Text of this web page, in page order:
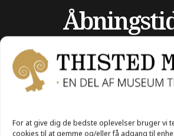
For at give dig de bedste oplevelser bruger vi
cookies til at gemme og/eller få adgang til
UGE 32